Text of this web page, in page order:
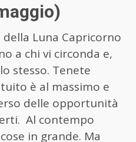
Luna Capricorno
a chi vi circonda e,
stesso. Tenete
è al massimo e
delle opportunità
Al contempo
in grande. Ma